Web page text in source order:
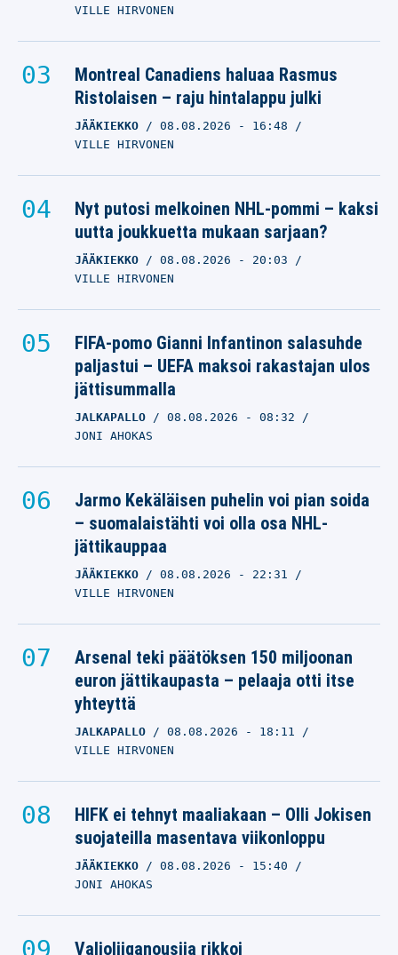
VILLE HIRVONEN
Montreal Canadiens haluaa Rasmus
Ristolaisen – raju hintalappu julki
JÄÄKIEKKO 08.08.2026 - 16:48
VILLE HIRVONEN
Nyt putosi melkoinen NHL-pommi – kaksi
uutta joukkuetta mukaan sarjaan?
JÄÄKIEKKO 08.08.2026 - 20:03
VILLE HIRVONEN
FIFA-pomo Gianni Infantinon salasuhde
paljastui – UEFA maksoi rakastajan ulos
jättisummalla
JALKAPALLO 08.08.2026 - 08:32
JONI AHOKAS
Jarmo Kekäläisen puhelin voi pian soida
– suomalaistähti voi olla osa NHL-
jättikauppaa
JÄÄKIEKKO 08.08.2026 - 22:31
VILLE HIRVONEN
Arsenal teki päätöksen 150 miljoonan
euron jättikaupasta – pelaaja otti itse
yhteyttä
JALKAPALLO 08.08.2026 - 18:11
VILLE HIRVONEN
HIFK ei tehnyt maaliakaan – Olli Jokisen
suojateilla masentava viikonloppu
JÄÄKIEKKO 08.08.2026 - 15:40
JONI AHOKAS
Valioliiganousija rikkoi